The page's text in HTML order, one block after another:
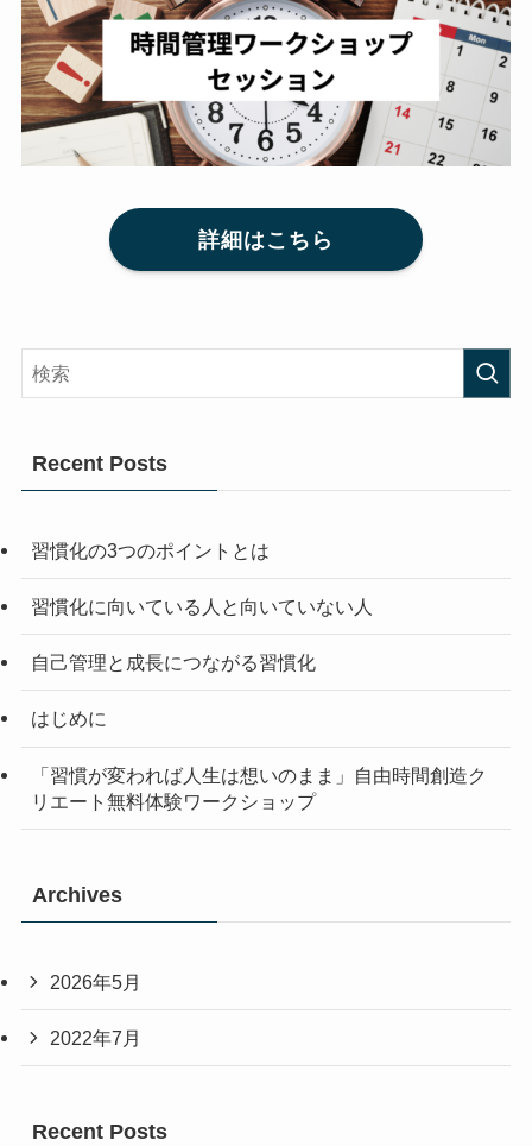
詳細はこちら
Recent Posts
習慣化の3つのポイントとは
習慣化に向いている人と向いていない人
自己管理と成長につながる習慣化
はじめに
「習慣が変われば人生は想いのまま」自由時間創造ク
リエート無料体験ワークショップ
Archives
2026年5月
2022年7月
Recent Posts